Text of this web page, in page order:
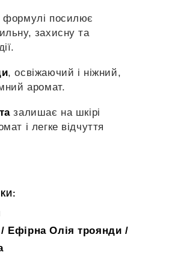
формулі посилює
захисну та
, освіжаючий і ніжний,
аромат.
залишає на шкірі
і легке відчуття
Ефірна Олія троянди /